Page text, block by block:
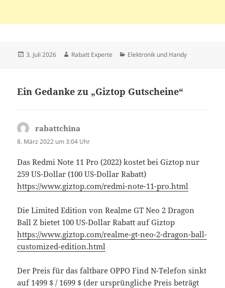
Veröffentlicht
3. Juli 2026 Autor
Rabatt Experte Kategorien
Elektronik und Handy
Ein Gedanke zu „Giztop Gutscheine“
rabattchina
8. März 2022 um 3:04 Uhr
Das Redmi Note 11 Pro (2022) kostet bei Giztop nur
259 US-Dollar (100 US-Dollar Rabatt)
https://www.giztop.com/redmi-note-11-pro.html
Die Limited Edition von Realme GT Neo 2 Dragon
Ball Z bietet 100 US-Dollar Rabatt auf Giztop
https://www.giztop.com/realme-gt-neo-2-dragon-ball-
customized-edition.html
Der Preis für das faltbare OPPO Find N-Telefon sinkt
auf 1499 $ / 1699 $ (der ursprüngliche Preis beträgt